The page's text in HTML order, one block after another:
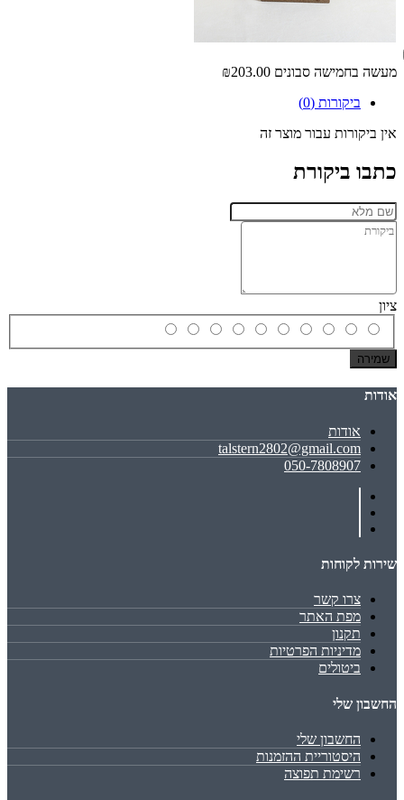
מעשה בחמישה סבונים ₪203.00
ביקורות (0)
אין ביקורות עבור מוצר זה
כתבו ביקורת
ציון
שמירה
אודות
אודות
talstern2802@gmail.com
050-7808907
שירות לקוחות
צרו קשר
מפת האתר
תקנון
מדיניות הפרטיות
ביטולים
החשבון שלי
החשבון שלי
היסטוריית ההזמנות
רשימת תפוצה